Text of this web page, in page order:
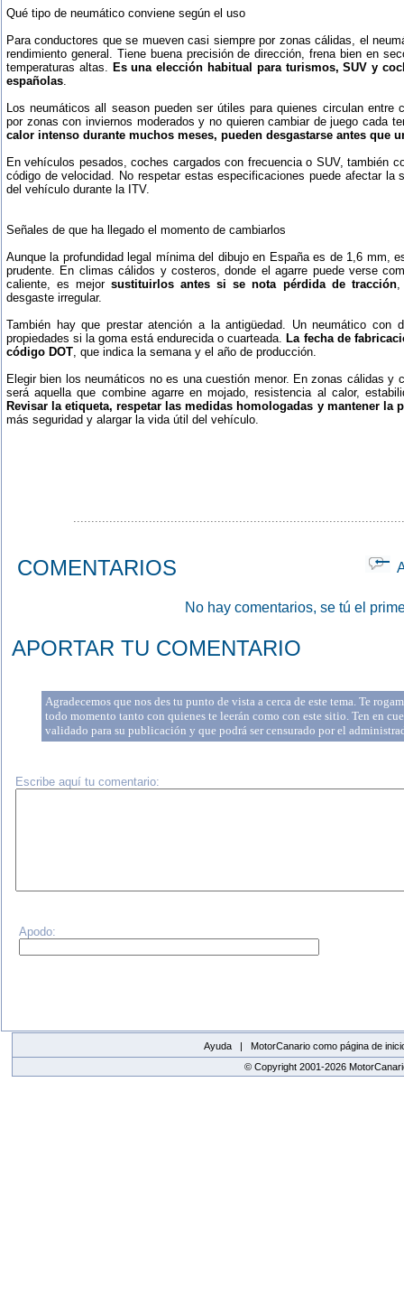
Qué tipo de neumático conviene según el uso
Para conductores que se mueven casi siempre por zonas cálidas, el
rendimiento general. Tiene buena precisión de dirección, frena bien en
temperaturas altas. Es una elección habitual para turismos, SUV y
españolas.
Los neumáticos all season pueden ser útiles para quienes circulan entre
por zonas con inviernos moderados y no quieren cambiar de juego cada
calor intenso durante muchos meses, pueden desgastarse antes que
En vehículos pesados, coches cargados con frecuencia o SUV, también
código de velocidad. No respetar estas especificaciones puede afectar la
del vehículo durante la ITV.
Señales de que ha llegado el momento de cambiarlos
Aunque la profundidad legal mínima del dibujo en España es de 1,6 mm,
prudente. En climas cálidos y costeros, donde el agarre puede verse
caliente, es mejorsustituirlos antes si se nota pérdida de tracción,
desgaste irregular.
También hay que prestar atención a la antigüedad. Un neumático con
propiedades si la goma está endurecida o cuarteada. La fecha de
código DOT, que indica la semana y el año de producción.
Elegir bien los neumáticos no es una cuestión menor. En zonas cálidas y
será aquella que combine agarre en mojado, resistencia al calor,
Revisar la etiqueta, respetar las medidas homologadas y mantener la
más seguridad y alargar la vida útil del vehículo.
COMENTARIOS
No hay comentarios, se tú el
APORTAR TU COMENTARIO
Agradecemos que nos des tu punto de vista a cerca de este tema. Te
todo momento tanto con quienes te leerán como con este sitio. Ten en
validado para su publicación y que podrá ser censurado por el
Escribe aquí tu comentario:
Apodo:
Ayuda |
MotorCanario como página de
© Copyright 2001-2026